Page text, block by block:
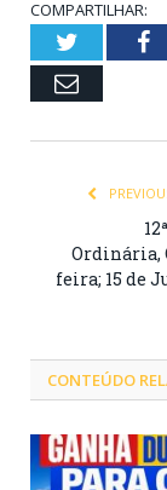
COMPARTILHAR:
Twitter
Email
Ordinária,
feira; 15 de
CONTEÚDO